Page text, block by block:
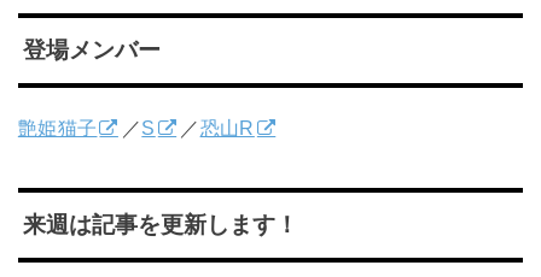
登場メンバー
艶姫猫子 ／S ／恐山R
来週は記事を更新します！